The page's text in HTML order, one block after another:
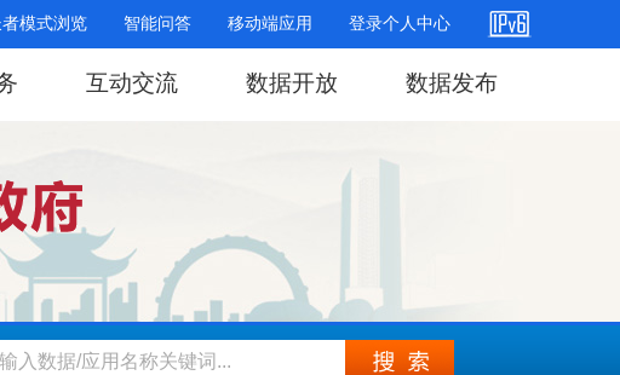
模式浏览 智能问答 移动端应用 登录个人中心
互动交流 数据开放 数据发布